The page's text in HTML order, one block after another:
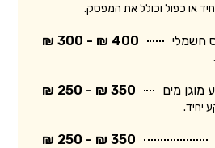
או כפול וכולל את המפסק.
חשמלי 400 ₪ - 300 ₪
מים 350 ₪ - 250 ₪
יחיד.
350 ₪ - 250 ₪